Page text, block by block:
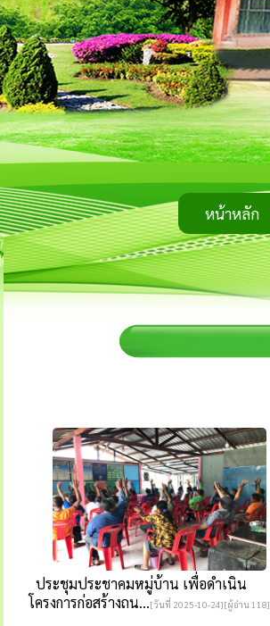
หน้าหลัก
ประชุมประชาคมหมู่บ้าน เพื่อดำเนิน
โครงการก่อสร้างถน...[วันที่ 2025-10-24][ผู้อ่าน 118]